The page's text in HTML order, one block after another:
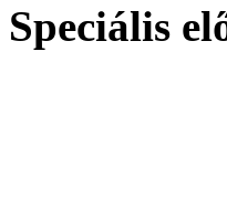
Speciális